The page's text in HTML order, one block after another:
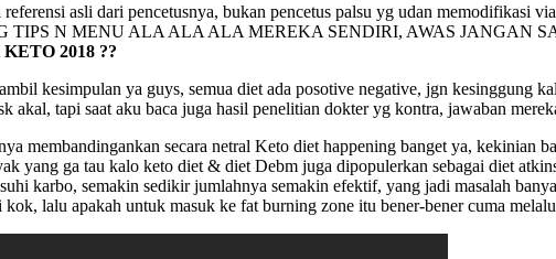
referensi asli dari pencetusnya, bukan pencetus palsu yg udan
TIPS N MENU ALA ALA ALA MEREKA SENDIRI, AWAS JANGAN
2018 ??
kesimpulan ya guys, semua diet ada posotive negative, jgn kesinggung
akal, tapi saat aku baca juga hasil penelitian dokter yg kontra, jawaban
membandingankan secara netral Keto diet happening banget ya, kekinian
yang ga tau kalo keto diet & diet Debm juga dipopulerkan sebagai diet
karbo, semakin sedikir jumlahnya semakin efektif, yang jadi masalah
lalu apakah untuk masuk ke fat burning zone itu bener-bener cuma